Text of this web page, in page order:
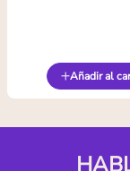
Añadir al